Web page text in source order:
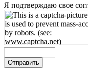
Я подтверждаю свое